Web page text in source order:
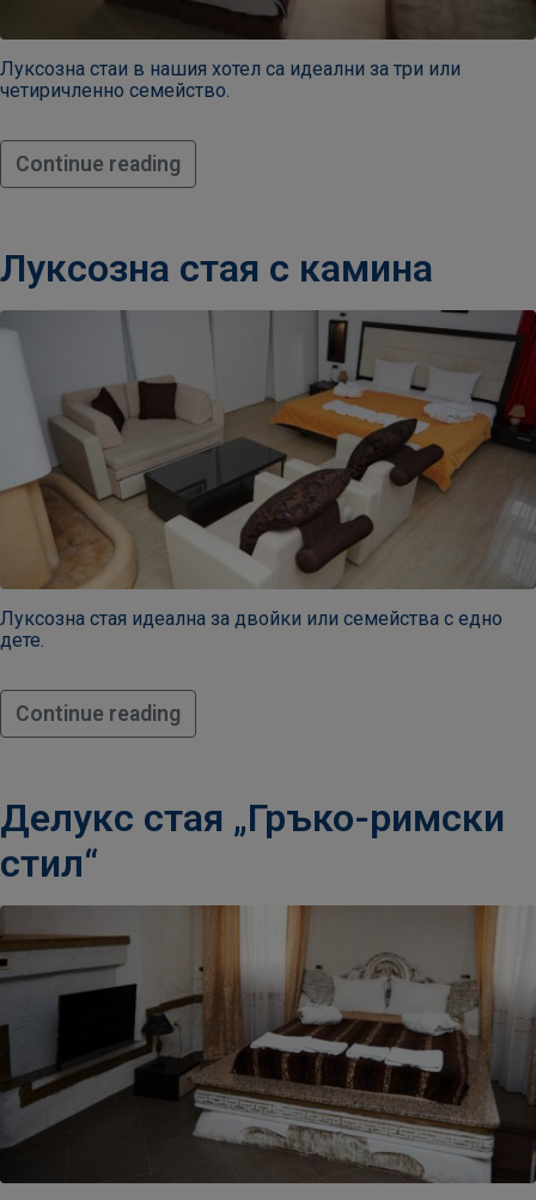
Луксозна стаи в нашия хотел са идеални за три или
четиричленно семейство.
Continue reading
Луксозна стая с камина
Луксозна стая идеална за двойки или семейства с едно
дете.
Continue reading
Делукс стая „Гръко-римски
стил“
Деца
Pаботно
време
10:00
20:00​